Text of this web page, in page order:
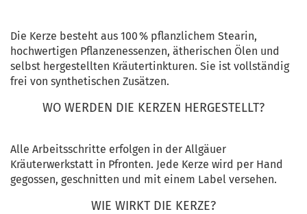
Die Kerze besteht aus 100 % pflanzlichem Stearin,
hochwertigen Pflanzenessenzen, ätherischen Ölen und
selbst hergestellten Kräutertinkturen. Sie ist vollständig
frei von synthetischen Zusätzen.
WO WERDEN DIE KERZEN HERGESTELLT?
Alle Arbeitsschritte erfolgen in der Allgäuer
Kräuterwerkstatt in Pfronten. Jede Kerze wird per Hand
gegossen, geschnitten und mit einem Label versehen.
WIE WIRKT DIE KERZE?